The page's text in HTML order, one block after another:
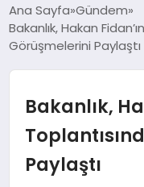
GÜNDEM
TEKNOLOJI
Ana Sayfa Gündem
Bakanlık, Hakan
Görüşmelerini Paylaştı
Bakanlık,
Paylaştı